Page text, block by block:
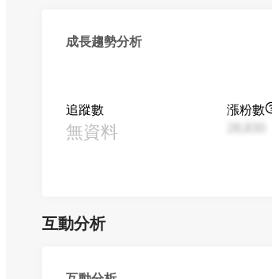
成長趨勢分析
追蹤數
無資料
漲粉數
互動分析